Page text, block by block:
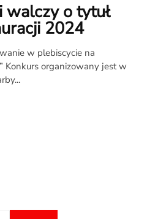
o tytuł
2024
w plebiscycie na
Konkurs organizowany jest w